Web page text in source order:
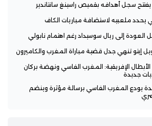
يفتتح سجل أهدافه بقميص راسينغ سانتاندير
يحدد ملعبيه لاستضافة مباريات الكاف
العودة إلى ريال سوسيداد رغم اهتمام نابولي
إيتو تنهي جدل قضية مباراة المغرب والكاميرون
الإفريقية: المغرب الفاسي ونهضة بركان
جديدة
يودع المغرب الفاسي برسالة مؤثرة وينضم